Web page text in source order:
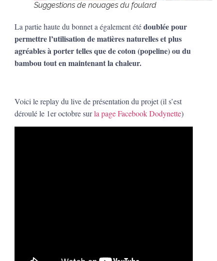
Suggestions de nouages du foulard
La partie haute du bonnet a également étédoublée pour
permettre l’utilisation de matières naturelles et plus
agréables à porter telles que de coton (popeline) ou du
bambou tout en maintenant la chaleur.
Voici le replay du live de présentation du projet (il s’est
déroulé le 1er octobre surla page Facebook Dodynette)